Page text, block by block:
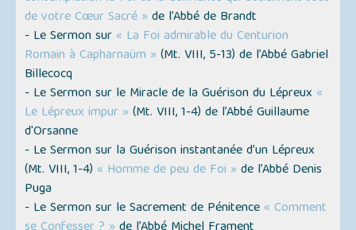
de votre Cœur Sacré » de l’Abbé de Brandt
- Le Sermon sur « La Foi admirable du Centurion
Romain à Capharnaüm » (Mt. VIII, 5-13) de l’Abbé Gabriel
Billecocq
- Le Sermon sur le Miracle de la Guérison du Lépreux «
Le Lépreux impur » (Mt. VIII, 1-4) de l’Abbé Guillaume
d'Orsanne
- Le Sermon sur la Guérison instantanée d’un Lépreux
(Mt. VIII, 1-4) « Homme de peu de Foi » de l’Abbé Denis
Puga
- Le Sermon sur le Sacrement de Pénitence « Comment